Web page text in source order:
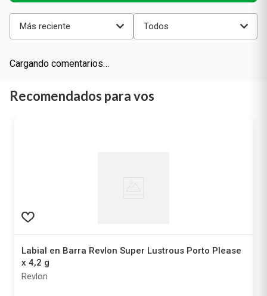
Más reciente Todos
Cargando comentarios…
Recomendados para vos
Labial en Barra Revlon Super Lustrous Porto Please
x 4,2 g
Revlon